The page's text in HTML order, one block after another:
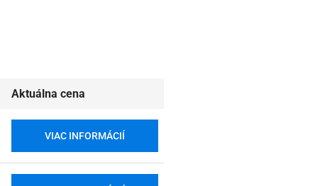
Aktuálna cena
VIAC INFORMÁCIÍ